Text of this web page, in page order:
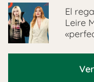
El
Leire